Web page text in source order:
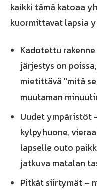
kaikki tämä katoaa
kuormittavat lapsia
Kadotettu
järjestys on
mietittävä "mitä
muutaman
Uudet ympäristöt
kylpyhuone,
lapselle outo
jatkuva matalan
Pitkät siirtymät –